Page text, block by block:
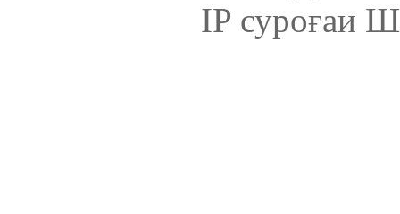
IP суроғаи